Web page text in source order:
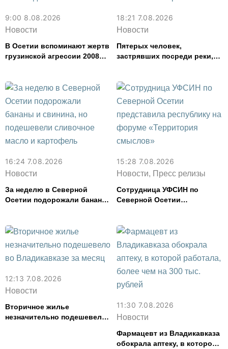
9:00 8.08.2026
Новости
В Осетии вспоминают жертв
грузинской агрессии 2008
18:21 7.08.2026
Новости
Пятерых человек,
застрявших посреди реки,
16:24 7.08.2026
Новости
За неделю в Северной
Осетии подорожали бананы
картофель
15:28 7.08.2026
Новости, Пресс релизы
Сотрудница УФСИН по
Северной Осетии
смыслов»
12:13 7.08.2026
Новости
Вторичное жилье
незначительно подешевело
11:30 7.08.2026
Новости
Фармацевт из Владикавказа
обокрала аптеку, в которой